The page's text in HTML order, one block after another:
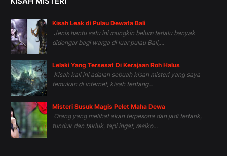
Kisah Leak di Pulau Dewata Bali
Jenis hantu satu ini mungkin belum terlalu banyak
didengar bagi warga di luar pulau Bali,...
Lelaki Yang Tersesat Di Kerajaan Roh Halus
Kisah kali ini adalah sebuah kisah misteri yang saya
temukan di internet, kisah tentang...
Misteri Susuk Magis Pelet Maha Dewa
Orang yang melihat akan terpesona dan jadi tertarik,
tunduk dan takluk, tapi ingat, resiko...